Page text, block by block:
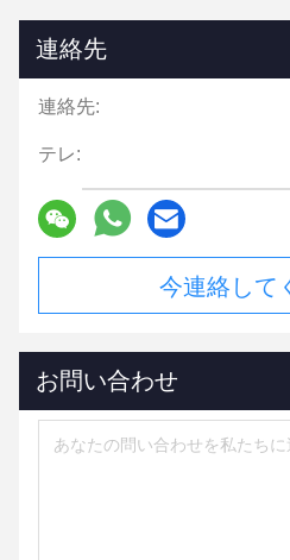
連絡先
連絡先:
テレ:
今連絡して
お問い合わせ